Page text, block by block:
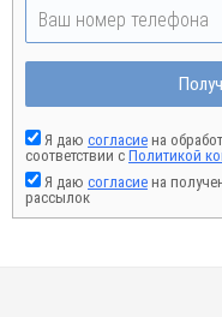
Я даю согласие на
соответствии с Политикой
Я даю согласие на
рассылок